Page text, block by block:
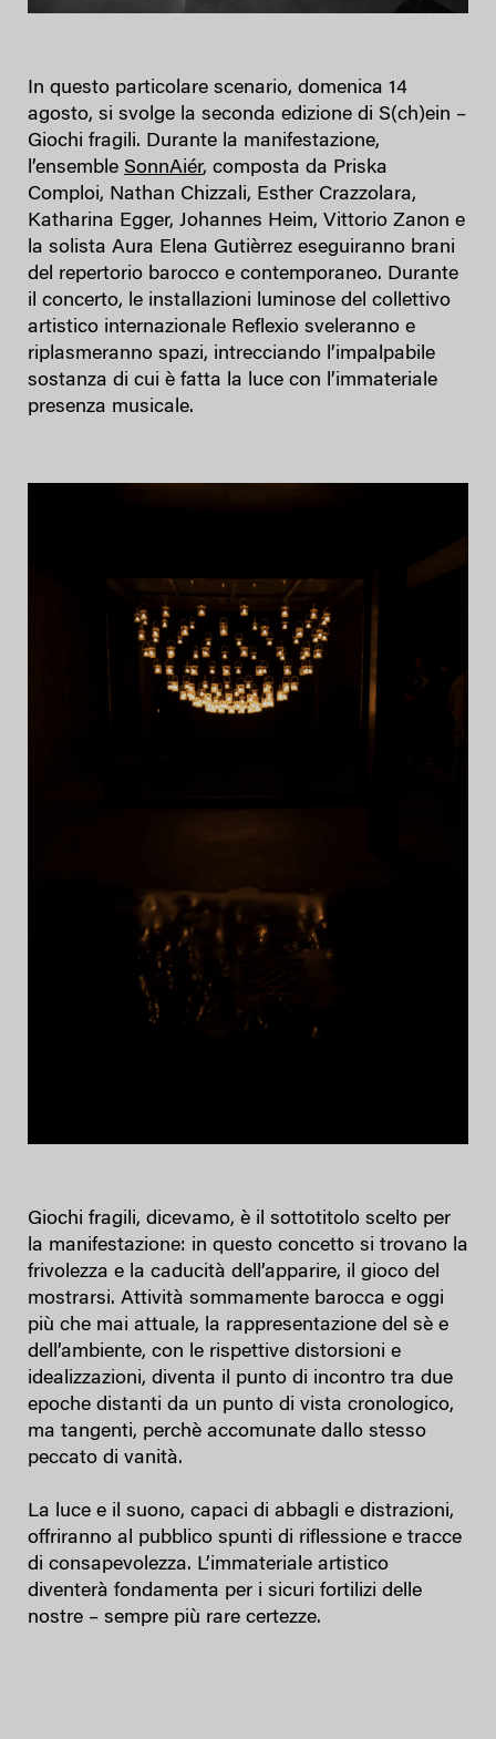
In questo particolare scenario, domenica 14
agosto, si svolge la seconda edizione di S(ch)ein –
Giochi fragili. Durante la manifestazione,
l’ensemble SonnAiér, composta da Priska
Comploi, Nathan Chizzali, Esther Crazzolara,
Katharina Egger, Johannes Heim, Vittorio Zanon e
la solista Aura Elena Gutièrrez eseguiranno brani
del repertorio barocco e contemporaneo. Durante
il concerto, le installazioni luminose del collettivo
artistico internazionale Reflexio sveleranno e
riplasmeranno spazi, intrecciando l’impalpabile
sostanza di cui è fatta la luce con l’immateriale
presenza musicale.
Giochi fragili, dicevamo, è il sottotitolo scelto per
la manifestazione: in questo concetto si trovano la
frivolezza e la caducità dell’apparire, il gioco del
mostrarsi. Attività sommamente barocca e oggi
più che mai attuale, la rappresentazione del sè e
dell’ambiente, con le rispettive distorsioni e
idealizzazioni, diventa il punto di incontro tra due
epoche distanti da un punto di vista cronologico,
ma tangenti, perchè accomunate dallo stesso
peccato di vanità.
La luce e il suono, capaci di abbagli e distrazioni,
offriranno al pubblico spunti di riflessione e tracce
di consapevolezza. L’immateriale artistico
diventerà fondamenta per i sicuri fortilizi delle
nostre – sempre più rare certezze.